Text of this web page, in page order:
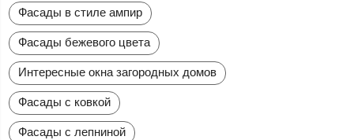
Фасады в стиле ампир
Фасады бежевого цвета
Интересные окна загородных домов
Фасады с ковкой
Фасады с лепниной